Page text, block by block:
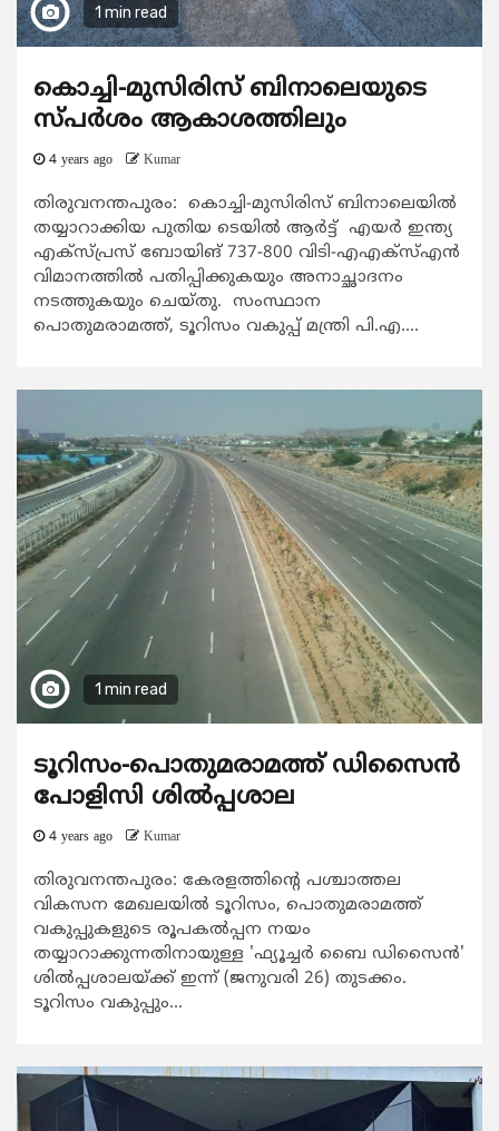
1 min read
കൊച്ചി-മുസിരിസ് ബിനാലെയുടെ
സ്പർശം ആകാശത്തിലും
4 years ago Kumar
തിരുവനന്തപുരം: കൊച്ചി-മുസിരിസ് ബിനാലെയില്‍
തയ്യാറാക്കിയ പുതിയ ടെയില്‍ ആര്‍ട്ട് എയര്‍ ഇന്ത്യ
എക്‌സ്പ്രസ് ബോയിങ് 737-800 വിടി-എഎക്സ്എന്‍
വിമാനത്തില്‍ പതിപ്പിക്കുകയും അനാച്ഛാദനം
നടത്തുകയും ചെയ്തു. സംസ്ഥാന
പൊതുമരാമത്ത്, ടൂറിസം വകുപ്പ് മന്ത്രി പി.എ....
1 min read
ടൂറിസം-പൊതുമരാമത്ത് ഡിസൈന്‍
പോളിസി ശില്‍പ്പശാല
4 years ago Kumar
തിരുവനന്തപുരം: കേരളത്തിന്‍റെ പശ്ചാത്തല
വികസന മേഖലയില്‍ ടൂറിസം, പൊതുമരാമത്ത്
വകുപ്പുകളുടെ രൂപകല്‍പ്പന നയം
തയ്യാറാക്കുന്നതിനായുള്ള 'ഫ്യൂച്ചര്‍ ബൈ ഡിസൈന്‍'
ശില്‍പ്പശാലയ്ക്ക് ഇന്ന് (ജനുവരി 26) തുടക്കം.
ടൂറിസം വകുപ്പും...